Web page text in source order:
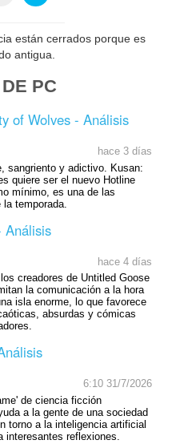
están cerrados porque es
antigua.
PC
of Wolves - Análisis
hace 3 días
sangriento y adictivo. Kusan:
quiere ser el nuevo Hotline
mínimo, es una de las
temporada.
Análisis
hace 4 días
creadores de Untitled Goose
la comunicación a la hora
isla enorme, lo que favorece
absurdas y cómicas
6:10 31/7/2026
de ciencia ficción
a la gente de una sociedad
torno a la inteligencia artificial
interesantes reflexiones.